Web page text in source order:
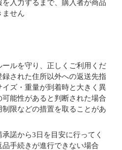
入力するまで、購入者が商品
ません
ールを守り、正しくご利用くだ
された住所以外への返送先指
ズ・重量が到着時と大きく異
能性があると判断された場合
限などの措置を取ることがあ
諾から3日を目安に行ってく
手続きが進行できない場合